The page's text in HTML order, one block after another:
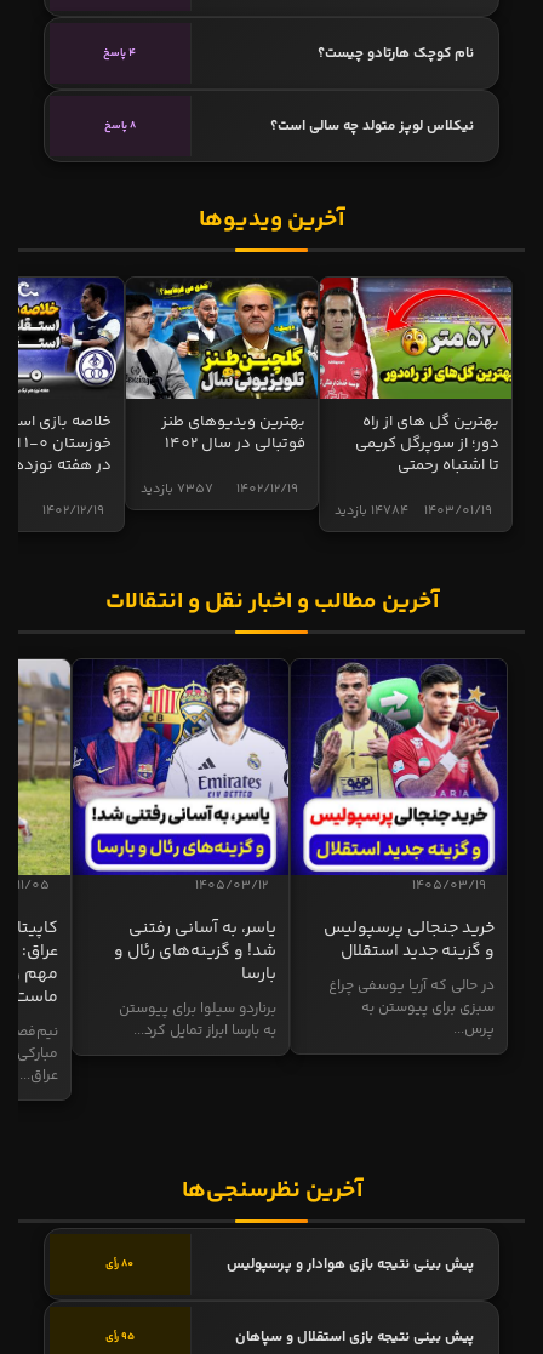
نام کوچک هارتادو چیست؟ 4 پاسخ
نیکلاس لوپز متولد چه سالی است؟ 8 پاسخ
آخرین ویدیوها
بهترین گل های از راه
دور؛ از سوپرگل کریمی
تا اشتباه رحمتی
14784 بازدید 1403/01/19
بهترین ویدیوهای طنز
فوتبالی در سال 1402
7357 بازدید 1402/12/19
خلاصه بازی
در هفته نوزدهم
1402/12/19
آخرین مطالب و اخبار نقل و انتقالات
1405/03/19
خرید جنجالی پرسپولیس
و گزینه جدید استقلال
در حالی که آریا یوسفی چراغ
سبزی برای پیوستن به
پرس...
1405/03/12
یاسر، به آسانی رفتنی
شد! و گزینه‌های رئال و
بارسا
برناردو سیلوا برای پیوستن
به بارسا ابراز تمایل کرد...
11/05
عراق:
مهم و
ماست
نیم‌فصل
مبارکی
عراق...
آخرین نظرسنجی‌ها
پیش بینی نتیجه بازی هوادار و پرسپولیس 80 رأی
پیش بینی نتیجه بازی استقلال و سپاهان 95 رأی